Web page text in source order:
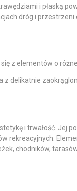
i płaską
dróg i przestrzeni
się z elementów o
z delikatnie
i trwałość. Jej
rekreacyjnych.
chodników,